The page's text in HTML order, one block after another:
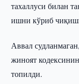
тахаллуси билан
ишни кўриб
Аввал
жиноят
топилди.